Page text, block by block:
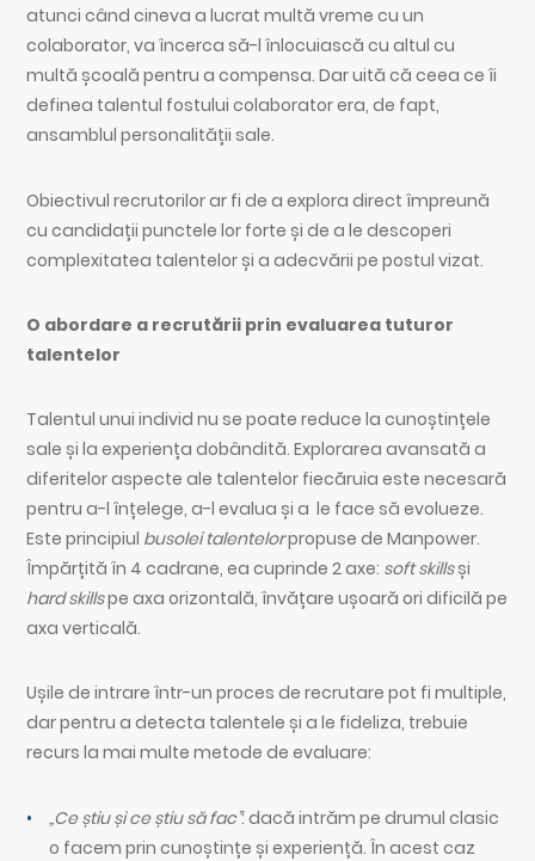
atunci când cineva a lucrat multă vreme cu un
colaborator, va încerca să-l înlocuiască cu altul cu
multă școală pentru a compensa. Dar uită că ceea ce îi
definea talentul fostului colaborator era, de fapt,
ansamblul personalității sale.
Obiectivul recrutorilor ar fi de a explora direct împreună
cu candidații punctele lor forte și de a le descoperi
complexitatea talentelor și a adecvării pe postul vizat.
O abordare a recrutării prin evaluarea tuturor
talentelor
Talentul unui individ nu se poate reduce la cunoștințele
sale și la experiența dobândită. Explorarea avansată a
diferitelor aspecte ale talentelor fiecăruia este necesară
pentru a-l înțelege, a-l evalua și a le face să evolueze.
Este principiul busolei talentelorpropuse de Manpower.
Împărțită în 4 cadrane, ea cuprinde 2 axe: soft skillsși
hard skillspe axa orizontală, învățare ușoară ori dificilă pe
axa verticală.
Ușile de intrare într-un proces de recrutare pot fi multiple,
dar pentru a detecta talentele și a le fideliza, trebuie
recurs la mai multe metode de evaluare:
„Ce știu și ce știu să fac”: dacă intrăm pe drumul clasic
o facem prin cunoștințe și experiență. În acest caz